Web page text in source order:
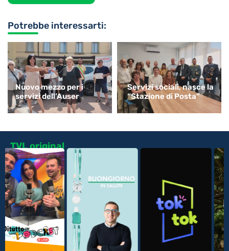
Potrebbe interessarti:
Nuovo mezzo per i
servizi dell’Auser
Servizi sociali, nasce la
“Stazione di Posta”
TVL original